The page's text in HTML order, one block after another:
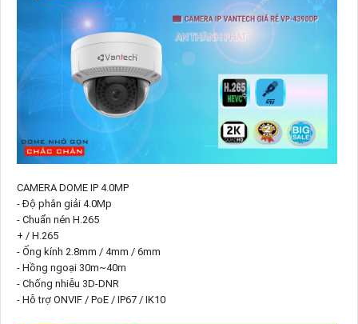
CAMERA DOME IP 4.0MP
- Độ phân giải 4.0Mp
- Chuẩn nén H.265
+ / H.265
- Ống kính 2.8mm / 4mm / 6mm
- Hồng ngoại 30m~40m
- Chống nhiễu 3D-DNR
- Hỗ trợ ONVIF / PoE / IP67 / IK10